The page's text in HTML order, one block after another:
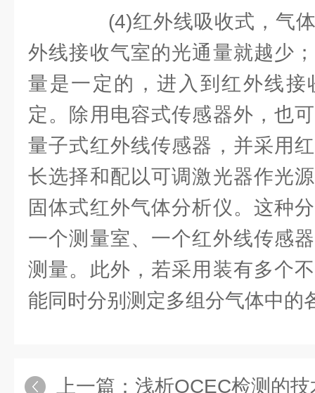
(4)红外线吸收式，气体
外线接收气室的光通量就越少
量是一定的，进入到红外线接
定。除用电容式传感器外，也
量子式红外线传感器，并采用
长选择和配以可调激光器作光
固体式红外气体分析仪。这种
一个测量室、一个红外线传感
测量。此外，若采用装有多个
能同时分别测定多组分气体中的
上一篇： 浅析OCEC检测的